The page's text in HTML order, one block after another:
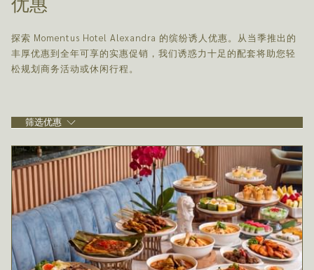
优惠
探索 Momentus Hotel Alexandra 的缤纷诱人优惠。从当季推出的
丰厚优惠到全年可享的实惠促销，我们诱惑力十足的配套将助您轻
松规划商务活动或休闲行程。
筛选优惠